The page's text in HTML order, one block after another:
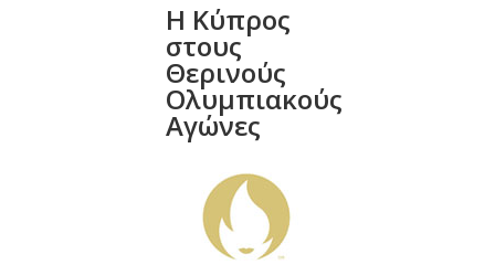
Η Κύπρος
στους
Θερινούς
Ολυμπιακούς
Αγώνες